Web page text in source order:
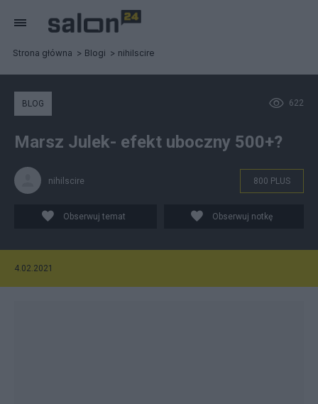
Strona główna Blogi nihilscire
622
BLOG
Marsz Julek- efekt uboczny 500+?
nihilscire 800 PLUS
Obserwuj temat Obserwuj notkę
4.02.2021